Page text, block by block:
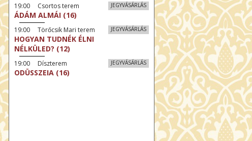
JEGYVÁSÁRLÁS
19:00 Csortos terem
ÁDÁM ALMÁI (16)
JEGYVÁSÁRLÁS
19:00 Törőcsik Mari terem
HOGYAN TUDNÉK ÉLNI
NÉLKÜLED? (12)
JEGYVÁSÁRLÁS
19:00 Díszterem
ODÜSSZEIA (16)